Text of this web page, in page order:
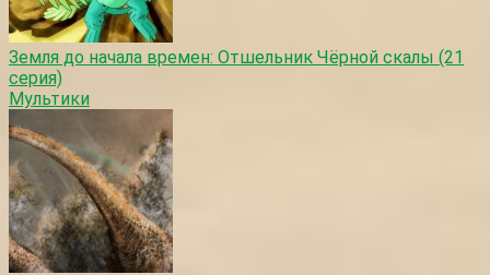
Земля до начала времен: Отшельник Чёрной скалы (21
серия)
Мультики